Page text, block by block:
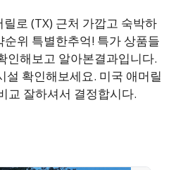
로 (TX) 근처 가깝고 숙박하
위 특별한추억! 특가 상품들
인해보고 알아본결과입니다.
설 확인해보세요. 미국 애머릴
교 잘하셔서 결정합시다.